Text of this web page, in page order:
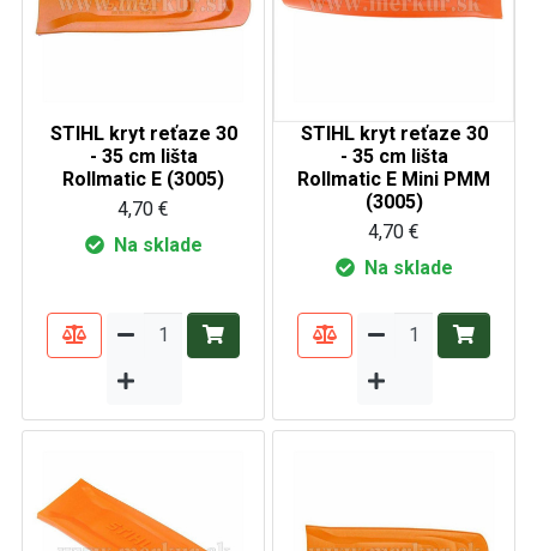
STIHL kryt reťaze 30
- 35 cm lišta
Rollmatic E (3005)
4,70 €
Na sklade
STIHL kryt reťaze 30
- 35 cm lišta
Rollmatic E Mini PMM
(3005)
4,70 €
Na sklade